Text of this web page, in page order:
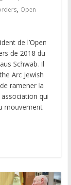
, Open
de l’Open
de 2018 du
Schwab. Il
Arc Jewish
ramener la
qui
mouvement